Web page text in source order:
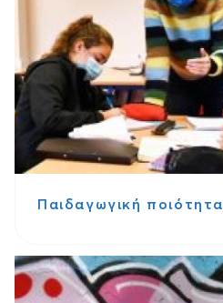
Παιδαγωγική ποιότητα